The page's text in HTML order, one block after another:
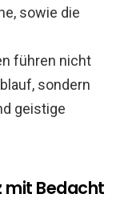
sowie die
führen nicht
sondern
geistige
mit Bedacht